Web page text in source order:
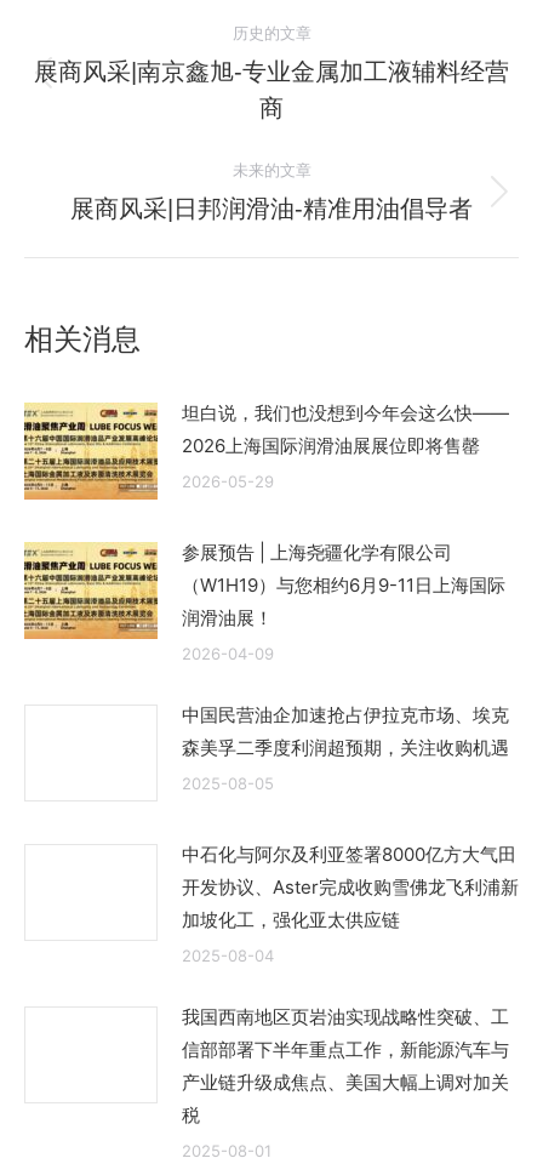
章
历史的文章
历
史
章：
展商风采|南京鑫旭-专业金属加工液辅料经营
商
未来的文章
未
展商风采|日邦润滑油-精准用油倡导者
相关消息
坦白说，我们也没想到今年会这么快——
2026上海国际润滑油展展位即将售罄
2026-05-29
参展预告 | 上海尧疆化学有限公司
（W1H19）与您相约6月9-11日上海国际
润滑油展！
2026-04-09
中国民营油企加速抢占伊拉克市场、埃克
森美孚二季度利润超预期，关注收购机遇
2025-08-05
中石化与阿尔及利亚签署8000亿方大气田
开发协议、Aster完成收购雪佛龙飞利浦新
加坡化工，强化亚太供应链
2025-08-04
我国西南地区页岩油实现战略性突破、工
信部部署下半年重点工作，新能源汽车与
产业链升级成焦点、美国大幅上调对加关
税
2025-08-01